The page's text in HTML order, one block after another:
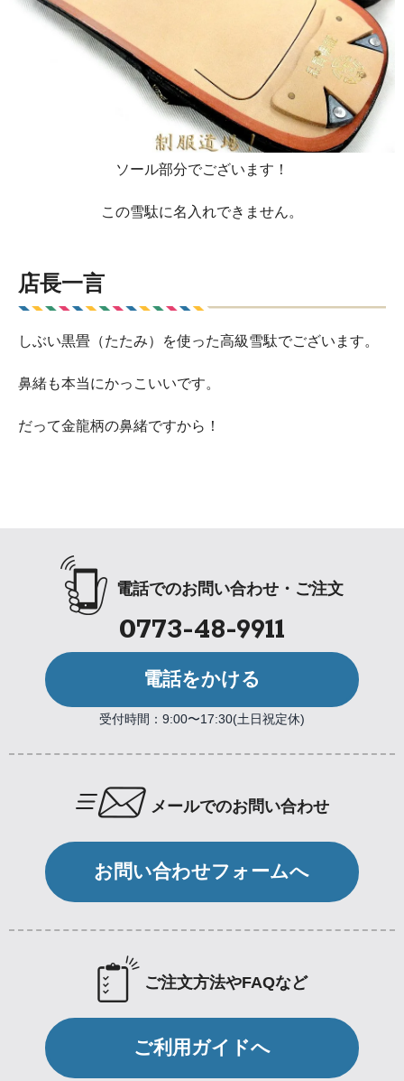
ソール部分でございます！
この雪駄に名入れできません。
店長一言
しぶい黒畳（たたみ）を使った高級雪駄でございます。
鼻緒も本当にかっこいいです。
だって金龍柄の鼻緒ですから！
電話でのお問い合わせ・ご注文
0773-48-9911
電話をかける
受付時間：9:00〜17:30(土日祝定休)
メールでのお問い合わせ
お問い合わせフォームへ
ご注文方法やFAQなど
ご利用ガイドへ